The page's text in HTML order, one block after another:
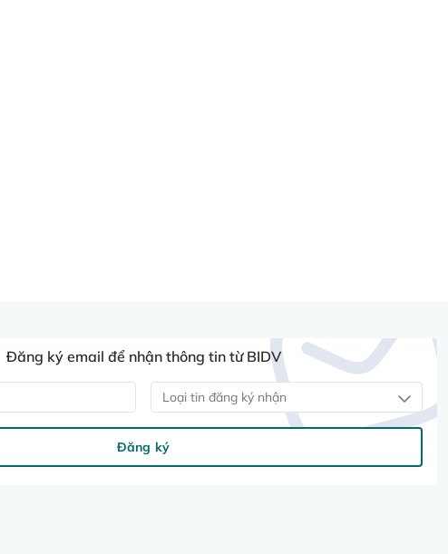
Đăng ký email để nhận thông tin từ BIDV
Loại tin đăng ký nhận
Đăng ký